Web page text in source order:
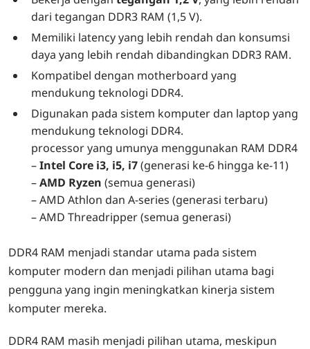
dari tegangan DDR3 RAM (1,5 V).
Memiliki latency yang lebih rendah dan konsumsi
daya yang lebih rendah dibandingkan DDR3 RAM.
Kompatibel dengan motherboard yang
mendukung teknologi DDR4.
Digunakan pada sistem komputer dan laptop yang
mendukung teknologi DDR4.
processor yang umunya menggunakan RAM DDR4
–Intel Core i3, i5, i7(generasi ke-6 hingga ke-11)
–AMD Ryzen (semua generasi)
– AMD Athlon dan A-series (generasi terbaru)
– AMD Threadripper (semua generasi)
DDR4 RAM menjadi standar utama pada sistem
komputer modern dan menjadi pilihan utama bagi
pengguna yang ingin meningkatkan kinerja sistem
komputer mereka.
DDR4 RAM masih menjadi pilihan utama, meskipun